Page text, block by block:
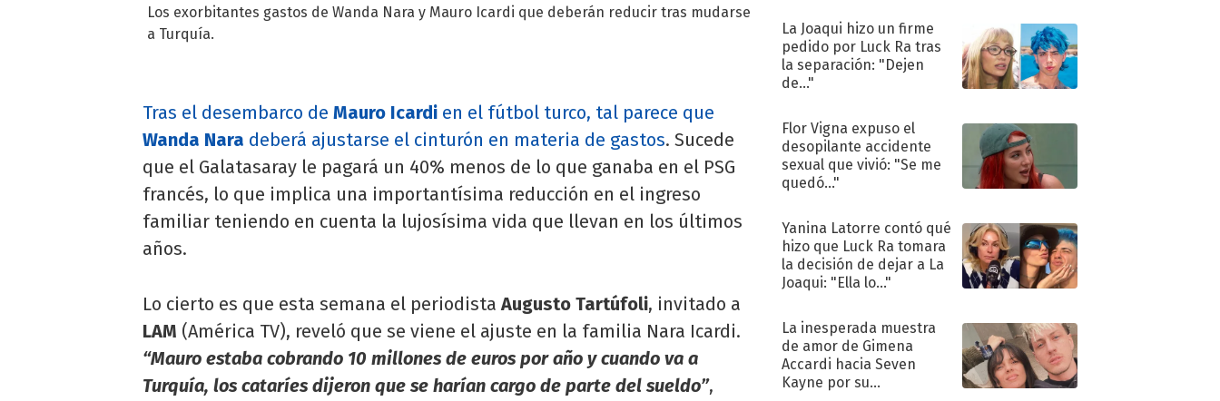
Los exorbitantes gastos de Wanda Nara y Mauro Icardi que deberán reducir tras mudarse
a Turquía.
Tras el desembarco de Mauro Icardi en el fútbol turco, tal parece que
Wanda Nara deberá ajustarse el cinturón en materia de gastos. Sucede
que el Galatasaray le pagará un 40% menos de lo que ganaba en el PSG
francés, lo que implica una importantísima reducción en el ingreso
familiar teniendo en cuenta la lujosísima vida que llevan en los últimos
años.
Lo cierto es que esta semana el periodistaAugusto Tartúfoli, invitado a
LAM (América TV), reveló que se viene el ajuste en la familia Nara Icardi.
“Mauro estaba cobrando 10 millones de euros por año y cuando va a
Turquía, los cataríes dijeron que se harían cargo de parte del sueldo”,
La Joaqui hizo un firme
pedido por Luck Ra tras
la separación: "Dejen
de..."
Flor Vigna expuso el
desopilante accidente
sexual que vivió: "Se me
quedó..."
Yanina Latorre contó qué
hizo que Luck Ra tomara
la decisión de dejar a La
Joaqui: "Ella lo..."
La inesperada muestra
de amor de Gimena
Accardi hacia Seven
Kayne por su